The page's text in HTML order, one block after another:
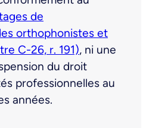
de
orthophonistes et
C-26, r. 191), ni une
du droit
professionnelles au
années.